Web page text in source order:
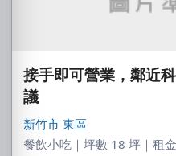
接手即可營業，鄰近
議
新竹市 東區
餐飲小吃｜坪數 18 坪｜租